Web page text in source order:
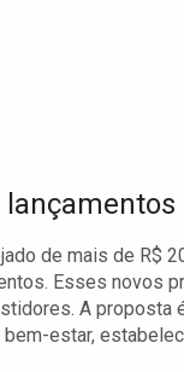
de mais de R$
Esses novos
A proposta
estar,